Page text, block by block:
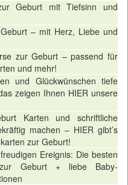
Geburt mit Tiefsinn und
– mit Herz, Liebe und
zur Geburt – passend für
und mehr!
und Glückwünschen tiefe
zeigen Ihnen HIER unsere
Karten und schriftliche
machen – HIER gibt’s
zur Geburt!
Ereignis: Die besten
Geburt + liebe Baby-